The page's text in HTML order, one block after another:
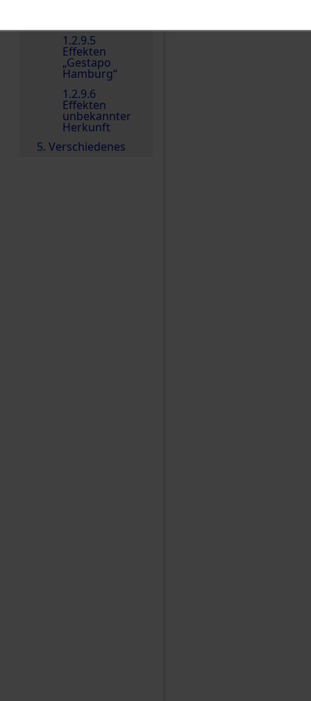
1.2.9.5
Effekten
„Gestapo
Hamburg“
1.2.9.6
Effekten
unbekannter
Herkunft
5. Verschiedenes